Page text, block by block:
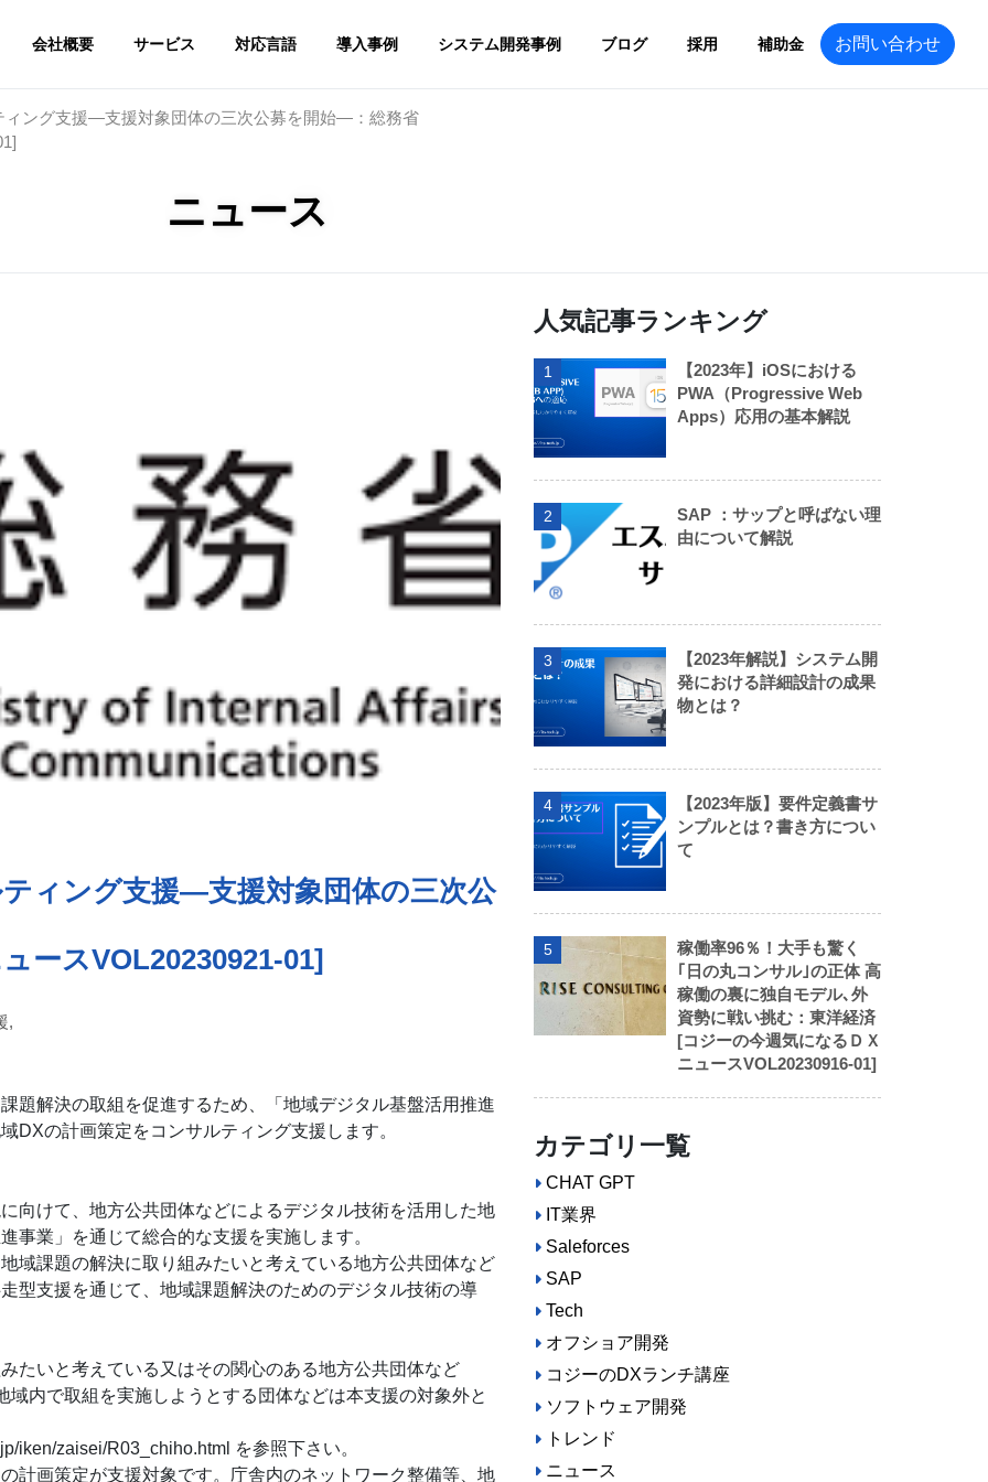
会社概要 サービス 対応言語 導入事例 システム開発事例 ブログ 採用 補助金 お問い合わせ
ィング支援―支援対象団体の三次公募を開始―：総務省
ニュース
ィング支援―支援対象団体の三次公
ースVOL20230921-01]
,
題解決の取組を促進するため、「地域デジタル基盤活用推進
DXの計画策定をコンサルティング支援します。
向けて、地方公共団体などによるデジタル技術を活用した地
事業」を通じて総合的な支援を実施します。
域課題の解決に取り組みたいと考えている地方公共団体など
型支援を通じて、地域課題解決のためのデジタル技術の導
たいと考えている又はその関心のある地方公共団体など
内で取組を実施しようとする団体などは本支援の対象外と
iken/zaisei/R03_chiho.html を参照下さい。
画策定が支援対象です。庁舎内のネットワーク整備等、地
人気記事ランキング
1
【2023年】iOSにおける
PWA（Progressive Web
Apps）応用の基本解説
2
SAP ：サップと呼ばない理
由について解説
3
【2023年解説】システム開
発における詳細設計の成果
物とは？
4
【2023年版】要件定義書サ
ンプルとは？書き方につい
て
5
稼働率96％！大手も驚く
｢日の丸コンサル｣の正体 高
稼働の裏に独自モデル､外
資勢に戦い挑む：東洋経済
[コジーの今週気になるＤＸ
ニュースVOL20230916-01]
カテゴリ一覧
CHAT GPT
IT業界
Saleforces
SAP
Tech
オフショア開発
コジーのDXランチ講座
ソフトウェア開発
トレンド
ニュース